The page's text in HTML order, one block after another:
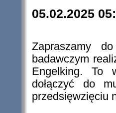
05.02.2025
Zapraszamy
badawczym
Engelking. To
dołączyć do
przedsięwzięciu